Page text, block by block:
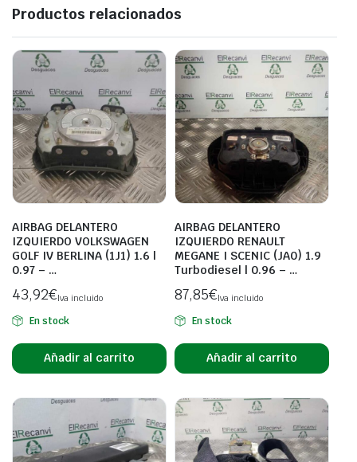
Productos relacionados
AIRBAG DELANTERO
IZQUIERDO VOLKSWAGEN
GOLF IV BERLINA (1J1) 1.6 |
0.97 – …
43,92€Iva incluido
En stock
Añadir al carrito
AIRBAG DELANTERO
IZQUIERDO RENAULT
MEGANE I SCENIC (JA0) 1.9
Turbodiesel | 0.96 – …
87,85€Iva incluido
En stock
Añadir al carrito